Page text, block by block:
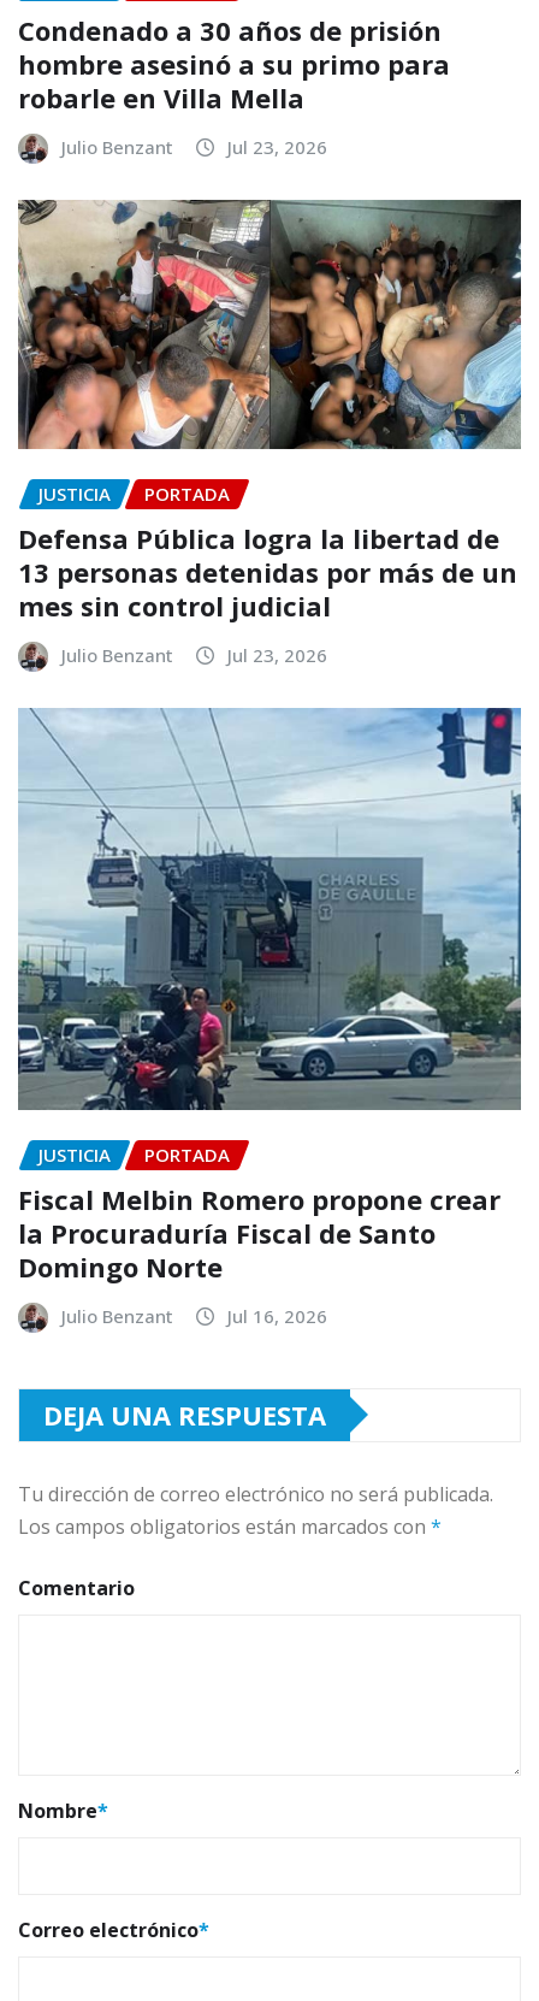
Condenado a 30 años de prisión
hombre asesinó a su primo para
robarle en Villa Mella
Julio Benzant Jul 23, 2026
JUSTICIA PORTADA
Defensa Pública logra la libertad de
13 personas detenidas por más de un
mes sin control judicial
Julio Benzant Jul 23, 2026
JUSTICIA PORTADA
Fiscal Melbin Romero propone crear
la Procuraduría Fiscal de Santo
Domingo Norte
Julio Benzant Jul 16, 2026
DEJA UNA RESPUESTA
Tu dirección de correo electrónico no será publicada.
Los campos obligatorios están marcados con *
Comentario
Nombre*
Correo electrónico*